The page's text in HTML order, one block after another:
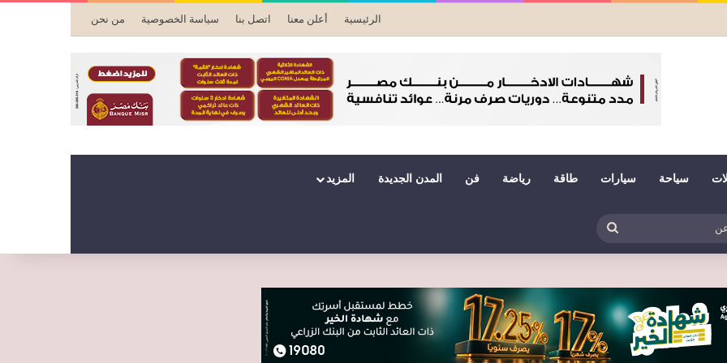
الرئيسية أعلن معنا اتصل بنا سياسة الخصوصية من نحن
سياحة سيارات طاقة رياضة فن المدن الجديدة المزيد
عن